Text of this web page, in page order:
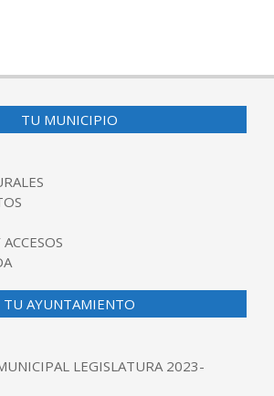
TU MUNICIPIO
TU AYUNTAMIENTO
LEGISLATURA 2023-